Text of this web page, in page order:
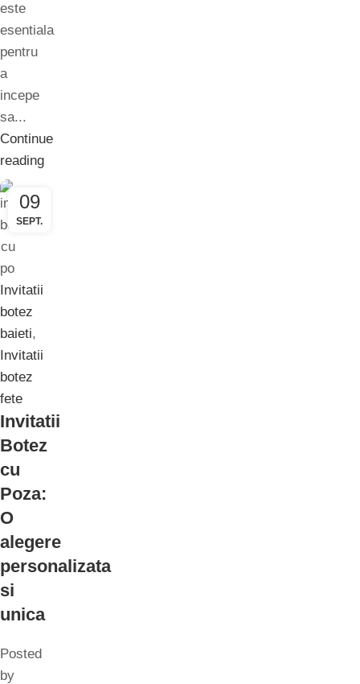
este
esentiala
pentru
a
incepe
sa...
Continue
reading
09
SEPT.
Invitatii
botez
baieti,
Invitatii
botez
fete
Invitatii
Botez
cu
Poza:
O
alegere
personalizata
si
unica
Posted
by